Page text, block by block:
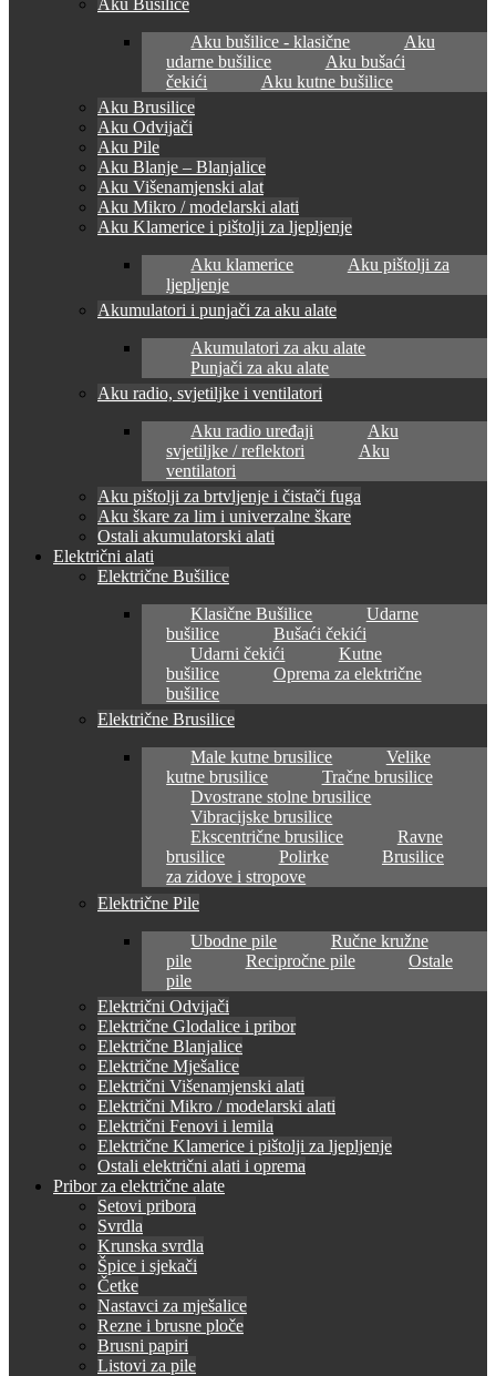
Aku bušilice - klasične
Aku
udarne bušilice
Aku bušaći
čekići
Aku kutne bušilice
Aku Brusilice
Aku Odvijači
Aku Pile
Aku Blanje – Blanjalice
Aku Višenamjenski alat
Aku Mikro / modelarski alati
Aku Klamerice i pištolji za ljepljenje
Aku klamerice
Aku pištolji za
ljepljenje
Akumulatori i punjači za aku alate
Akumulatori za aku alate
Punjači za aku alate
Aku radio, svjetiljke i ventilatori
Aku radio uređaji
Aku
svjetiljke / reflektori
Aku
ventilatori
Aku pištolji za brtvljenje i čistači fuga
Aku škare za lim i univerzalne škare
Ostali akumulatorski alati
Električni alati
Električne Bušilice
Klasične Bušilice
Udarne
bušilice
Bušaći čekići
Udarni čekići
Kutne
bušilice
Oprema za električne
bušilice
Električne Brusilice
Male kutne brusilice
Velike
kutne brusilice
Tračne brusilice
Dvostrane stolne brusilice
Vibracijske brusilice
Ekscentrične brusilice
Ravne
brusilice
Polirke
Brusilice
za zidove i stropove
Električne Pile
Ubodne pile
Ručne kružne
pile
Recipročne pile
Ostale
pile
Električni Odvijači
Električne Glodalice i pribor
Električne Blanjalice
Električne Mješalice
Električni Višenamjenski alati
Električni Mikro / modelarski alati
Električni Fenovi i lemila
Električne Klamerice i pištolji za ljepljenje
Ostali električni alati i oprema
Pribor za električne alate
Setovi pribora
Svrdla
Krunska svrdla
Špice i sjekači
Četke
Nastavci za mješalice
Rezne i brusne ploče
Brusni papiri
Listovi za pile